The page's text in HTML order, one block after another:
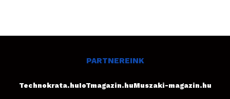
PARTNEREINK
Technokrata.huIoTmagazin.huMuszaki-magazin.hu